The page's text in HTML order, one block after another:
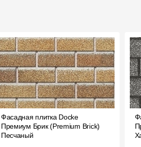
Фасадная плитка Docke
Премиум Брик (Premium Brick)
Песчаный